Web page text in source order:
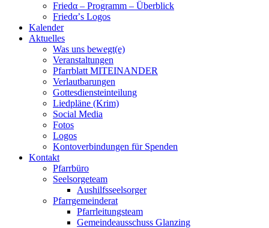
Friedα – Programm – Überblick
Friedα’s Logos
Kalender
Aktuelles
Was uns bewegt(e)
Veranstaltungen
Pfarrblatt MITEINANDER
Verlautbarungen
Gottesdiensteinteilung
Liedpläne (Krim)
Social Media
Fotos
Logos
Kontoverbindungen für Spenden
Kontakt
Pfarrbüro
Seelsorgeteam
Aushilfsseelsorger
Pfarrgemeinderat
Pfarrleitungsteam
Gemeindeausschuss Glanzing